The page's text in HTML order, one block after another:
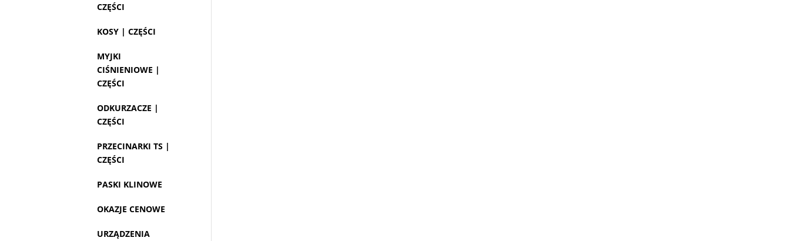
CZĘŚCI
KOSY | CZĘŚCI
MYJKI
CIŚNIENIOWE |
CZĘŚCI
ODKURZACZE |
CZĘŚCI
PRZECINARKI TS |
CZĘŚCI
PASKI KLINOWE
OKAZJE CENOWE
URZĄDZENIA